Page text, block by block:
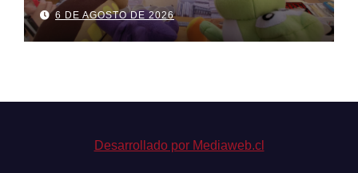
para regalar en el Día de la
Niñez
6 DE AGOSTO DE 2026
Desarrollado por Mediaweb.cl